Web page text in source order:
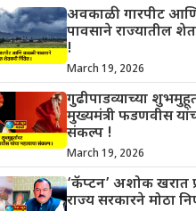
अवकाळी गारपीट
पावसाने राज्यातील
!
March 19, 2026
गुढीपाडव्याच्या
मुख्यमंत्री फडणवीस
संकल्प !
March 19, 2026
‘कॅप्टन’ अशोक खरात
राज्य सरकारने मोठा